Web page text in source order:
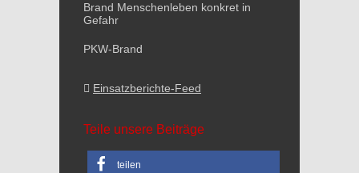
Brand Menschenleben konkret in
Gefahr
PKW-Brand
Einsatzberichte-Feed
Teile unsere Beiträge
teilen